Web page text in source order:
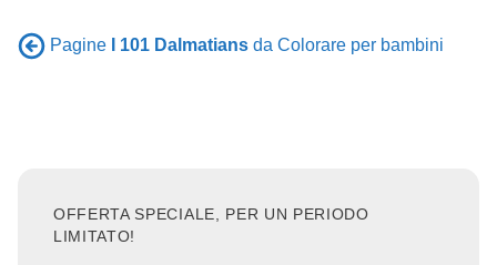
Pagine I 101 Dalmatians da Colorare per bambini
OFFERTA SPECIALE, PER UN PERIODO
LIMITATO!